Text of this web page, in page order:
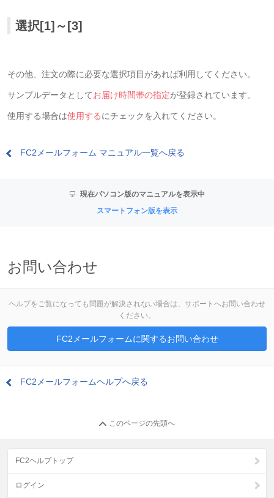
選択[1]～[3]
その他、注文の際に必要な選択項目があれば利用してください。
サンプルデータとしてお届け時間帯の指定が登録されています。
使用する場合は使用するにチェックを入れてください。
FC2メールフォーム マニュアル一覧へ戻る
現在パソコン版のマニュアルを表示中
スマートフォン版を表示
お問い合わせ
ヘルプをご覧になっても問題が解決されない場合は、サポートへお問い合わせ
ください。
FC2メールフォームに関するお問い合わせ
FC2メールフォームヘルプへ戻る
このページの先頭へ
FC2ヘルプトップ
ログイン